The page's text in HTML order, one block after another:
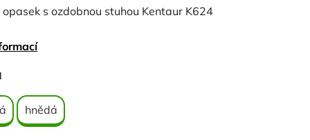
opasek s ozdobnou stuhou Kentaur K624
hnědá